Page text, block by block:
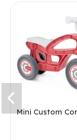
Mini Custom